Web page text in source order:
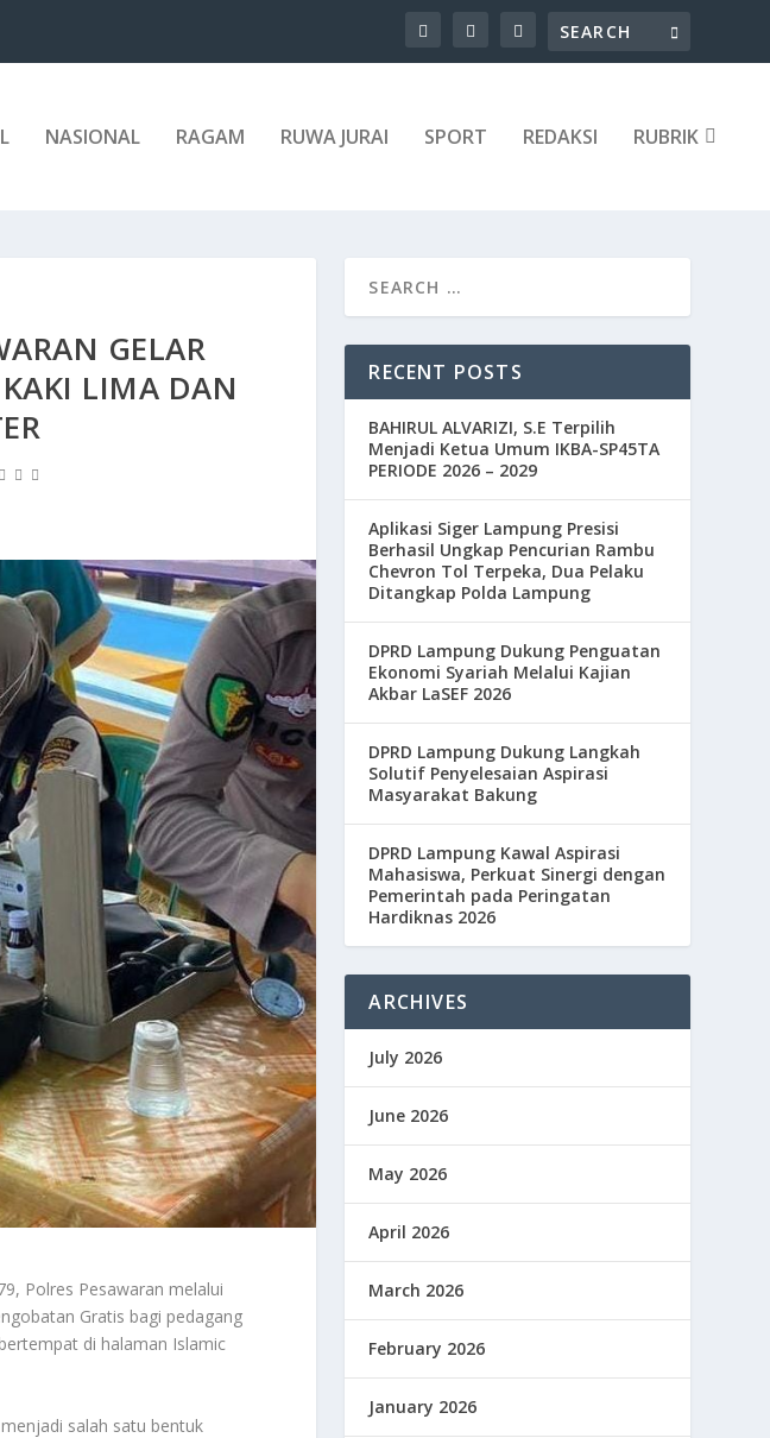
NASIONAL RAGAM RUWA JURAI SPORT REDAKSI RUBRIK
GELAR
LIMA DAN
Polres Pesawaran melalui
Gratis bagi pedagang
di halaman Islamic
salah satu bentuk
RECENT POSTS
BAHIRUL ALVARIZI, S.E Terpilih
Menjadi Ketua Umum IKBA-SP45TA
PERIODE 2026 – 2029
Aplikasi Siger Lampung Presisi
Berhasil Ungkap Pencurian Rambu
Chevron Tol Terpeka, Dua Pelaku
Ditangkap Polda Lampung
DPRD Lampung Dukung Penguatan
Ekonomi Syariah Melalui Kajian
Akbar LaSEF 2026
DPRD Lampung Dukung Langkah
Solutif Penyelesaian Aspirasi
Masyarakat Bakung
DPRD Lampung Kawal Aspirasi
Mahasiswa, Perkuat Sinergi dengan
Pemerintah pada Peringatan
Hardiknas 2026
ARCHIVES
July 2026
June 2026
May 2026
April 2026
March 2026
February 2026
January 2026